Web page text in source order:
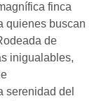
finca
quienes buscan
de
inigualables,
serenidad del